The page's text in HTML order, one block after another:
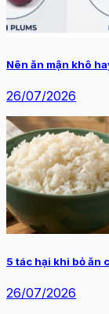
Nên ăn mận khô
26/07/2026
5 tác hại khi bỏ ăn
26/07/2026